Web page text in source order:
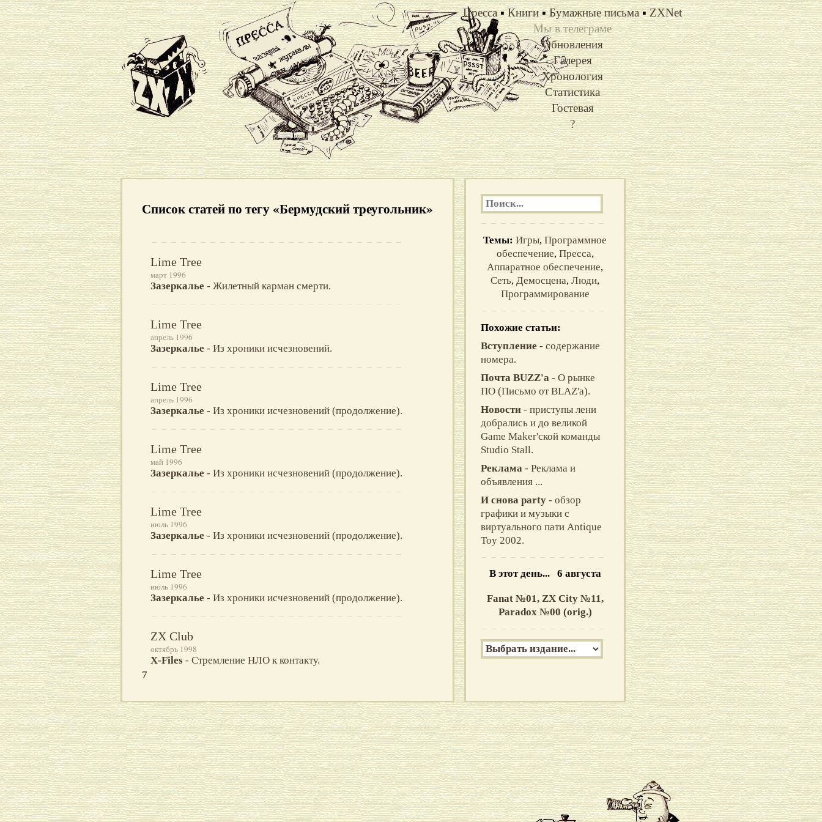
Пресса▪ Книги▪ Бумажные письма▪ ZXNet
Мы в телеграме
Обновления
Галерея
Хронология
Статистика
Гостевая
?
Список статей по тегу «Бермудский треугольник»
Lime Tree
март 1996
Зазеркалье - Жилетный карман смерти.
Lime Tree
апрель 1996
Зазеркалье - Из хроники исчезновений.
Lime Tree
апрель 1996
Зазеркалье - Из хроники исчезновений (продолжение).
Lime Tree
май 1996
Зазеркалье - Из хроники исчезновений (продолжение).
Lime Tree
июль 1996
Зазеркалье - Из хроники исчезновений (продолжение).
Lime Tree
июль 1996
Зазеркалье - Из хроники исчезновений (продолжение).
ZX Club
октябрь 1998
X-Files - Стремление НЛО к контакту.
7
Темы: Игры, Программное
обеспечение, Пресса,
Аппаратное обеспечение,
Сеть, Демосцена, Люди,
Программирование
Похожие статьи:
Вступление - содержание
номера.
Почта BUZZ'a - О рынке
ПО (Письмо от BLAZ'а).
Новости - приступы лени
добрались и до великой
Game Maker'ской команды
Studio Stall.
Реклама - Реклама и
объявления ...
И снова party - обзор
графики и музыки с
виртуального пати Antique
Toy 2002.
В этот день... 6 августа
Fanat №01, ZX City №11,
Paradox №00 (orig.)